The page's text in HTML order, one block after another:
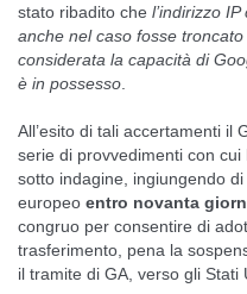
stato ribadito che l’indirizzo
anche nel caso fosse
considerata la capacità di
è in possesso
All’esito di tali accertamenti il
serie di provvedimenti con cui
sotto indagine, ingiungendo
europeo entro novanta
congruo per consentire di
trasferimento, pena la
il tramite di GA, verso gli Stati